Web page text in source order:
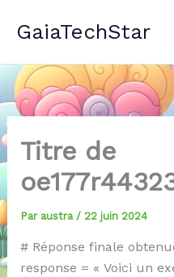
GaiaTechStar
Titre de
Par austra / 22 juin 2024
# Réponse finale
response = « Voici un